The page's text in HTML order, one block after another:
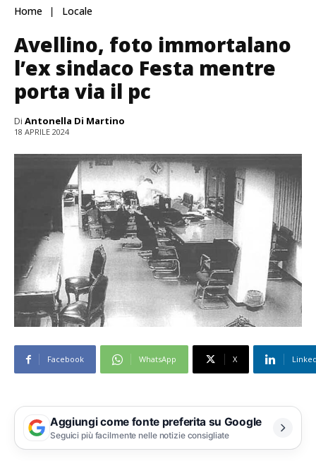
Home Locale
Avellino, foto immortalano
l’ex sindaco Festa mentre
porta via il pc
Di Antonella Di Martino
18 APRILE 2024
Facebook WhatsApp X
Aggiungi come fonte preferita su Google
Seguici più facilmente nelle notizie consigliate